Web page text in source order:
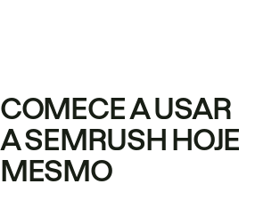
COMECE A USAR
A SEMRUSH HOJE
MESMO